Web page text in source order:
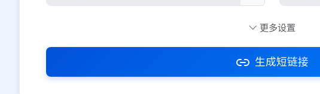
社交平台 电商平台
选择防红平台类型，避免链接被拦截
平台设置
iOS
更多设置
生成短链接